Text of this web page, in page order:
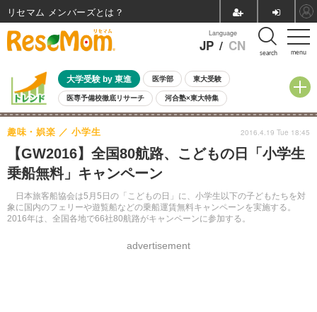
menu
Language
JP / CN search
大学受験 by 東進 医学部 東大受験
医専予備校徹底リサーチ 河合塾×東大特集
親子で考える大学選び 高校受験 中学受験 小学校受験
共通テスト 夏休み
8月開催イベント・WS 全国公立高校 過去問 人気記事
自由研究教材（小学生向け） 自由研究教材（中学生向け）
【GW2016】全国80航路、こどもの日「小学生
乗船無料」キャンペーン
日本旅客船協会は5月5日の「こどもの日」に、小学生以下の子どもたちを対
象に国内のフェリーや遊覧船などの乗船運賃無料キャンペーンを実施する。
2016年は、全国各地で66社80航路がキャンペーンに参加する。
趣味・娯楽 小学生
advertisement
2016.4.19 Tue 18:45
リセマム メンバーズ